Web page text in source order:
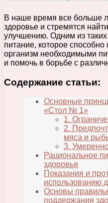
В наше время все больше
здоровье и стремятся
улучшению. Одним из
питание, которое способно
организм необходимыми
и помочь в борьбе с
Содержание статьи:
Основные
«Стол № 1»
1.
2.
мяса и
3.
Рациональное
здоровья
Показания и
использованию
Основы
поддержания